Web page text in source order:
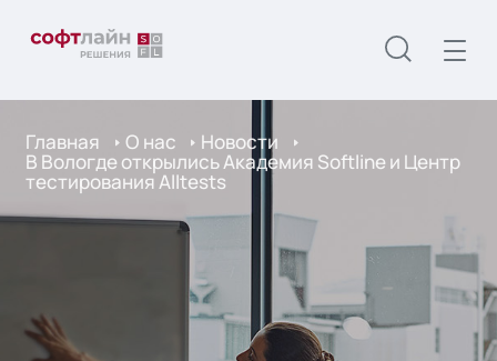
Главная О нас Новости
В Вологде открылись Академия Softline и Центр
тестирования Alltests